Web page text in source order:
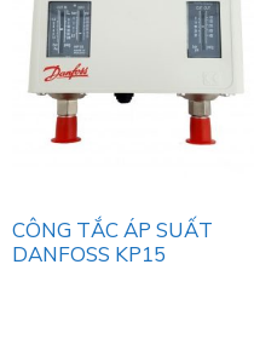
CÔNG TẮC ÁP SUẤT
DANFOSS KP15